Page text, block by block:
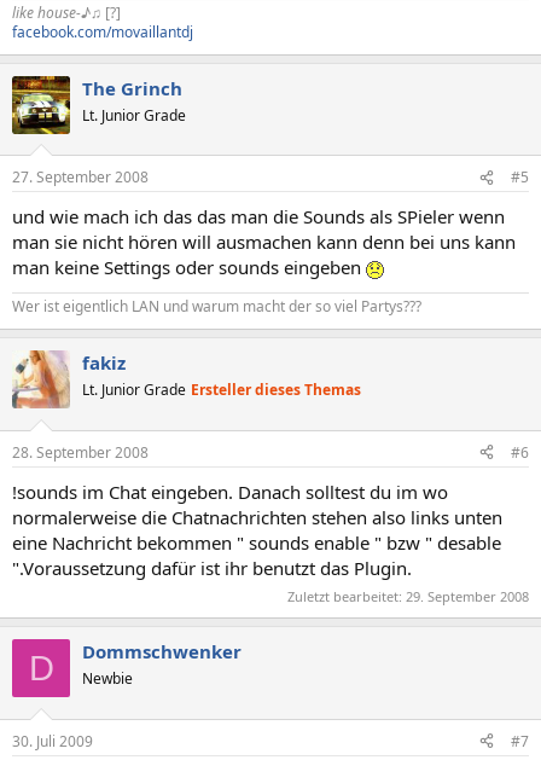
like house-♪♫ [?]
facebook.com/movaillantdj
The Grinch
Lt. Junior Grade
27. September 2008 #5
und wie mach ich das das man die Sounds als SPieler wenn
man sie nicht hören will ausmachen kann denn bei uns kann
man keine Settings oder sounds eingeben
Wer ist eigentlich LAN und warum macht der so viel Partys???
fakiz
Lt. Junior Grade Ersteller dieses Themas
28. September 2008 #6
!sounds im Chat eingeben. Danach solltest du im wo
normalerweise die Chatnachrichten stehen also links unten
eine Nachricht bekommen " sounds enable " bzw " desable
".Voraussetzung dafür ist ihr benutzt das Plugin.
Zuletzt bearbeitet: 29. September 2008
D Dommschwenker
Newbie
30. Juli 2009 #7